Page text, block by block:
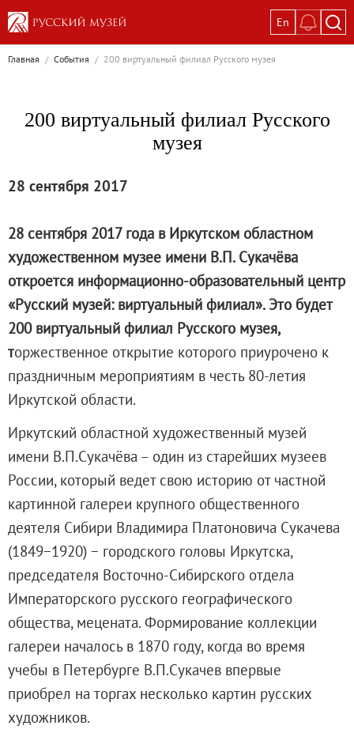
En
Выставки
Пётр Кончаловский. Сад в цвету
Иван Шишкин. Русский лес
Окрестности Санкт-Петербурга в
Памяти Киры Владимировны
Постоянные экспозиции
Постоянная экспозиция «Наш
Русское искусство первой половины
Древнерусское искусство ХII—XVII
Русское искусство XVIII века
Русское искусство второй половины
Русское народное искусство XVII-XXI
Будущие выставки
Выездные выставки
Садко
Михаил Нестеров
Архив выставок
Степан Эрьзя – скульптор мира. К
Эпоха Императора Александра III и её
Архип Куинджи. Иллюзия света
Русская традиция
Наш авангард
Фёдор Васильев. К 175-летию со дня
Посетителям
Справочная информация
Адреса и часы работы
Главная / События / 200 виртуальный филиал Русского музея
200 виртуальный филиал Русского
музея
28 сентября 2017
28 сентября 2017 года в Иркутском областном
художественном музее имени В.П. Сукачёва
откроется информационно-образовательный центр
«Русский музей: виртуальный филиал». Это будет
200 виртуальный филиал Русского музея,
торжественное открытие которого приурочено к
праздничным мероприятиям в честь 80-летия
Иркутской области.
Иркутский областной художественный музей
имени В.П.Сукачёва – один из старейших музеев
России, который ведет свою историю от частной
картинной галереи крупного общественного
деятеля Сибири Владимира Платоновича Сукачева
(1849−1920) − городского головы Иркутска,
председателя Восточно-Сибирского отдела
Императорского русского географического
общества, мецената. Формирование коллекции
галереи началось в 1870 году, когда во время
учебы в Петербурге В.П.Сукачев впервые
приобрел на торгах несколько картин русских
художников.